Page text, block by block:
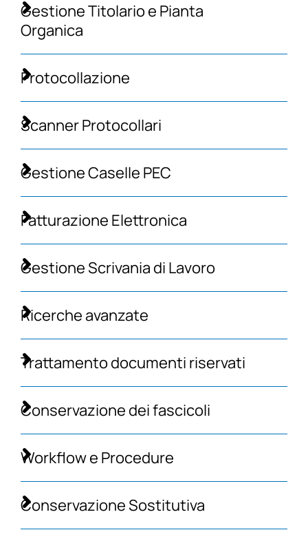
Gestione Titolario e Pianta
Organica
Protocollazione
Scanner Protocollari
Gestione Caselle PEC
Fatturazione Elettronica
Gestione Scrivania di Lavoro
Ricerche avanzate
Trattamento documenti riservati
Conservazione dei fascicoli
Workflow e Procedure
Conservazione Sostitutiva